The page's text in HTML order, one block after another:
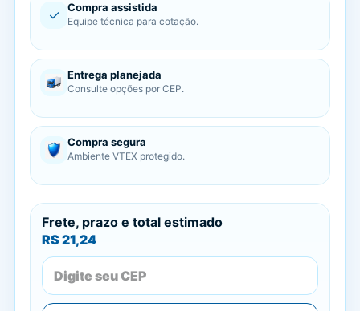
✓ Compra assistida
Equipe técnica para cotação.
Entrega planejada
Consulte opções por CEP.
Compra segura
Ambiente VTEX protegido.
Frete, prazo e total estimado
R$ 21,24